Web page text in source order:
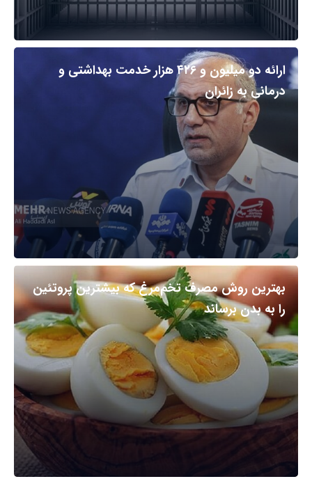
ارائه دو میلیون و ۴۲۶ هزار خدمت بهداشتی و
درمانی به زائران
بهترین روش مصرف تخم‌مرغ که بیشترین پروتئین
را به بدن برساند